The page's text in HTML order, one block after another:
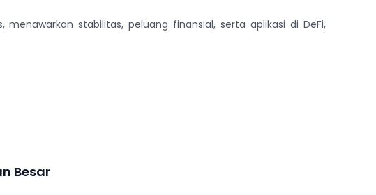
stabilitas, peluang finansial, serta aplikasi di DeFi,
Besar